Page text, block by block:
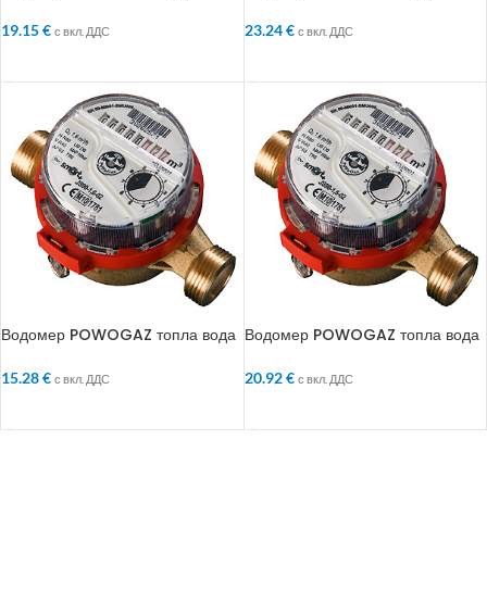
19.15€ с вкл. ДДС 23.24€ с вкл. ДДС
Водомер POWOGAZ топла вода
15.28€ с вкл. ДДС
Водомер POWOGAZ топла вода
20.92€ с вкл. ДДС